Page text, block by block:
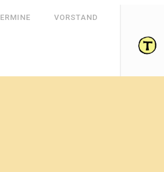
VORSTAND